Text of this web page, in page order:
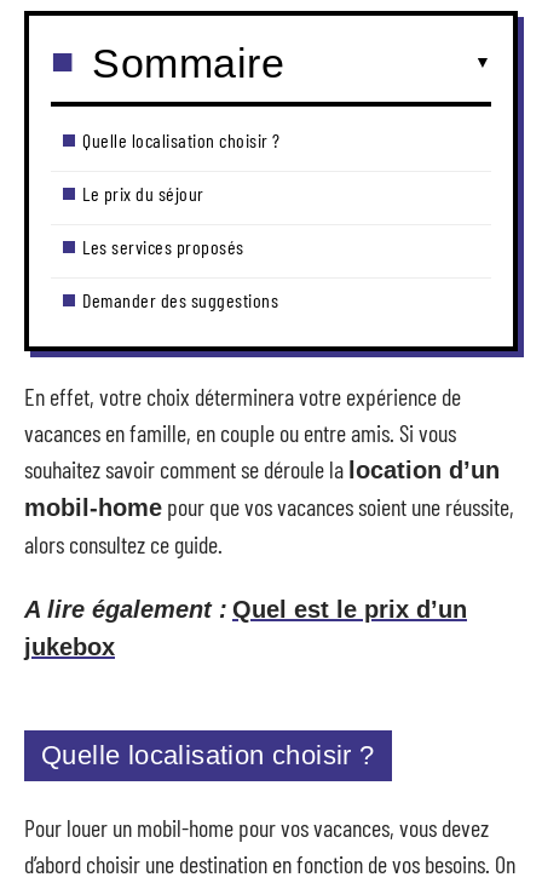
Sommaire
Quelle localisation choisir ?
Le prix du séjour
Les services proposés
Demander des suggestions
En effet, votre choix déterminera votre expérience de
vacances en famille, en couple ou entre amis. Si vous
souhaitez savoir comment se déroule la location d’un
mobil-home pour que vos vacances soient une réussite,
alors consultez ce guide.
A lire également : Quel est le prix d’un
jukebox
Quelle localisation choisir ?
Pour louer un mobil-home pour vos vacances, vous devez
d’abord choisir une destination en fonction de vos besoins. On